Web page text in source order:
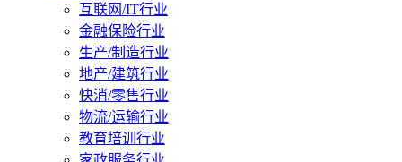
互联网/IT行业
金融保险行业
生产/制造行业
地产/建筑行业
快消/零售行业
物流/运输行业
教育培训行业